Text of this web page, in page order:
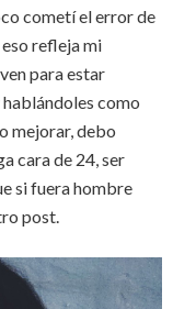
cometí el error de
refleja mi
para estar
hablándoles como
mejorar, debo
cara de 24, ser
si fuera hombre
post.